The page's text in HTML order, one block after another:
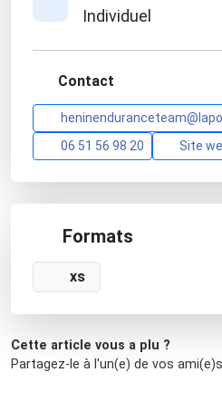
Individuel
Contact
06 51 56 98 20
Site
Formats
xs
Cette article vous a plu ?
Partagez-le à l'un(e) de vos